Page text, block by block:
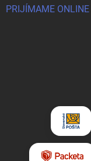
PRIJÍMAME